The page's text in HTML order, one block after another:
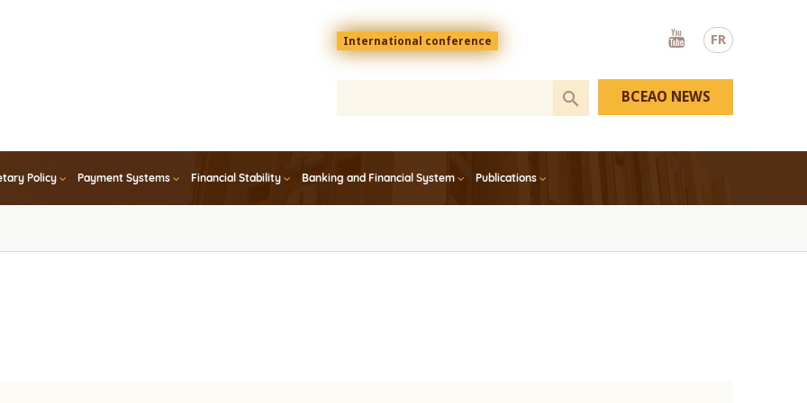
FR
Menu
top
En
International conference
Youtube
Policy Payment Systems Financial Stability Banking and Financial System Publications
BCEAO NEWS